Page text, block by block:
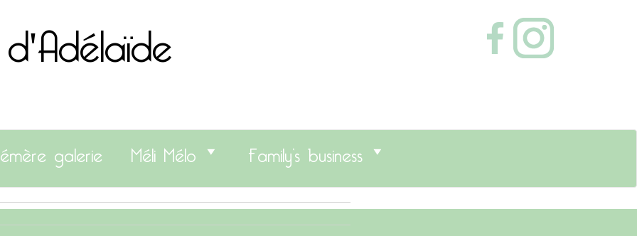
galerie Méli Mélo Family’s business